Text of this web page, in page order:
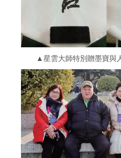
▲星雲大師特別贈墨寶與